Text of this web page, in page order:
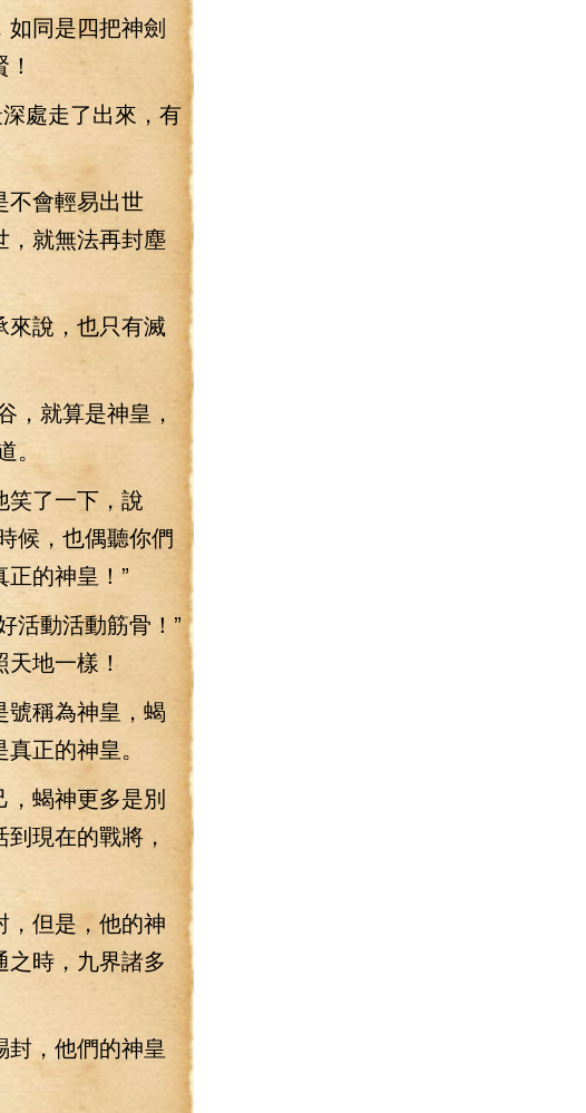
同是四把神劍
處走了出來，有
會輕易出世
，就無法再封塵
說，也只有滅
就算是神皇，
了一下，說
候，也偶聽你們
的神皇！”
動活動筋骨！”
地一樣！
稱為神皇，蝎
正的神皇。
蝎神更多是別
現在的戰將，
但是，他的神
時，九界諸多
，他們的神皇